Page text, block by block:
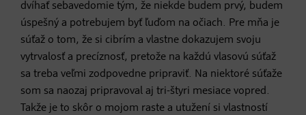
dvíhať sebavedomie tým, že niekde budem prvý, budem
úspešný a potrebujem byť ľuďom na očiach. Pre mňa je
súťaž o tom, že si cibrím a vlastne dokazujem svoju
vytrvalosť a precíznosť, pretože na každú vlasovú súťaž
sa treba veľmi zodpovedne pripraviť. Na niektoré súťaže
som sa naozaj pripravoval aj tri-štyri mesiace vopred.
Takže je to skôr o mojom raste a utužení si vlastností